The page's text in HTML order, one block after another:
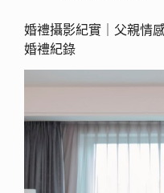
婚禮攝影紀實｜父親情
婚禮紀錄